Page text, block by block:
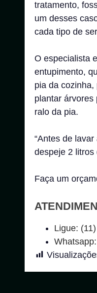
tratamento,
um desses
cada tipo de
O especialista
entupimento,
pia da
plantar árvores
ralo da pia.
“Antes de
despeje 2 litros
Faça um
Ligue: